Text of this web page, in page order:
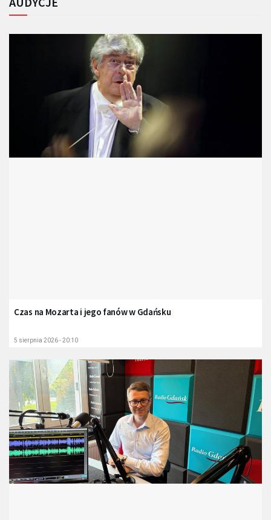
Czas na Mozarta i jego fanów w Gdańsku
5 sierpnia 2026 - 20:10